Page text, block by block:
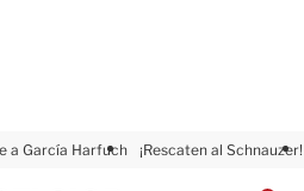
a García Harfuch ¡Rescaten al Schnauzer!